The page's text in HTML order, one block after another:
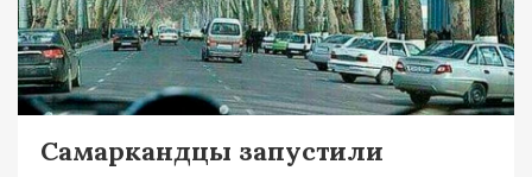
Самаркандцы запустили